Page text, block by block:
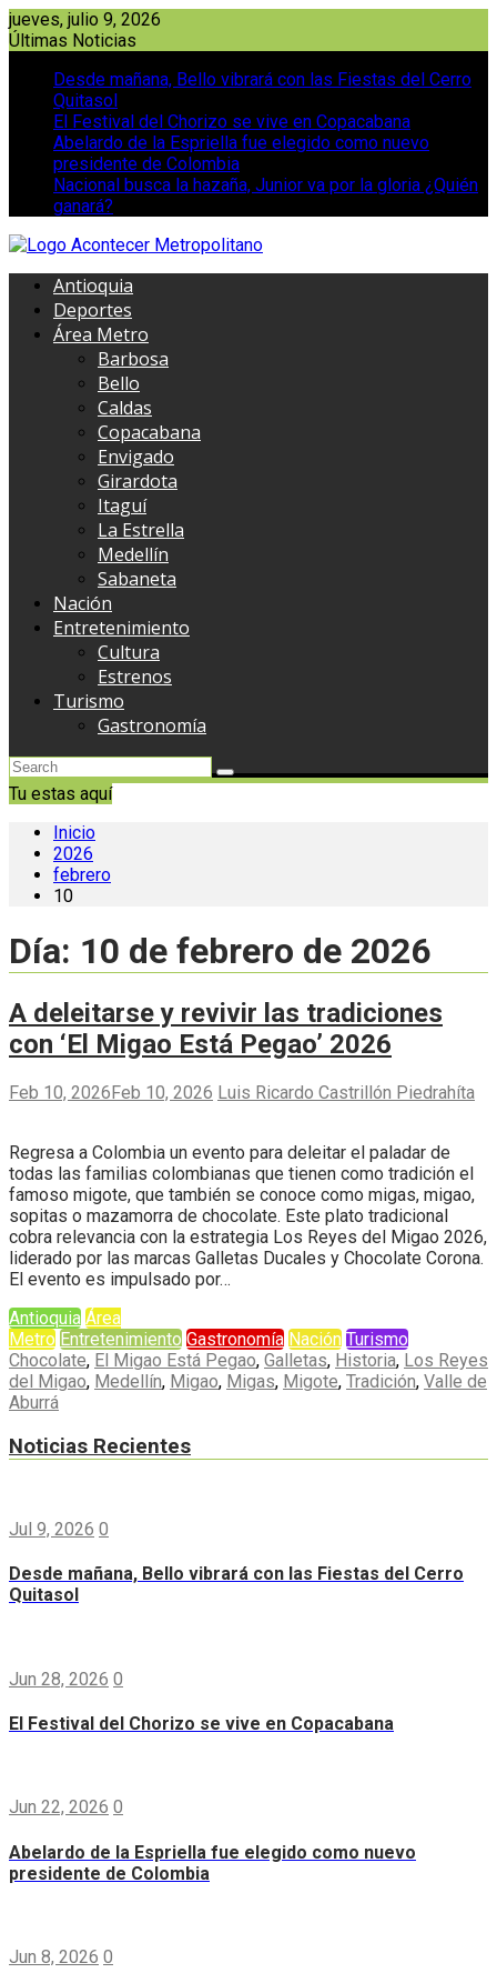
Saltar
al
jueves, julio 9, 2026
Últimas Noticias
Desde mañana, Bello vibrará con las Fiestas del Cerro
Quitasol
El Festival del Chorizo se vive en Copacabana
Abelardo de la Espriella fue elegido como nuevo
presidente de Colombia
Nacional busca la hazaña, Junior va por la gloria ¿Quién
ganará?
Antioquia
Deportes
Área Metro
Barbosa
Bello
Caldas
Copacabana
Envigado
Girardota
Itaguí
La Estrella
Medellín
Sabaneta
Nación
Entretenimiento
Cultura
Estrenos
Turismo
Gastronomía
Tu estas aquí
Inicio
2026
febrero
10
Día: 10 de febrero de 2026
A deleitarse y revivir las tradiciones
con ‘El Migao Está Pegao’ 2026
Feb 10, 2026Feb 10, 2026 Luis Ricardo Castrillón Piedrahíta
Regresa a Colombia un evento para deleitar el paladar de
todas las familias colombianas que tienen como tradición el
famoso migote, que también se conoce como migas, migao,
sopitas o mazamorra de chocolate. Este plato tradicional
cobra relevancia con la estrategia Los Reyes del Migao 2026,
liderado por las marcas Galletas Ducales y Chocolate Corona.
El evento es impulsado por…
Antioquia Área
Metro Entretenimiento Gastronomía Nación Turismo
Chocolate, El Migao Está Pegao, Galletas, Historia, Los Reyes
del Migao, Medellín, Migao, Migas, Migote, Tradición, Valle de
Aburrá
Noticias Recientes
Jul 9, 2026 0
Desde mañana, Bello vibrará con las Fiestas del Cerro
Quitasol
Jun 28, 2026 0
El Festival del Chorizo se vive en Copacabana
Jun 22, 2026 0
Abelardo de la Espriella fue elegido como nuevo
presidente de Colombia
Jun 8, 2026 0